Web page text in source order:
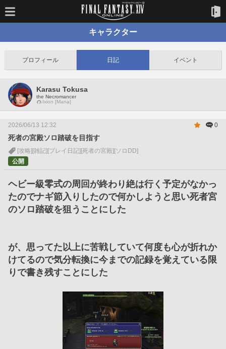
キャラクター
プロフィール 日記 イベント
Karasu Tokusa
the Necromancer
Ixion [Mana]
2026/06/13 12:32 0
死者の宮殿ソロ踏破を目指す
[攻略] [雑記] [プレイ日記] [死者の宮殿] [ソロDD]
公開
ヘビー級零式の周回が終わり絶は行く予定がなかっ
たのでナギ節入りしたので何かしようと思い死者宮
のソロ踏破を狙うことにした
が、思ってた以上に苦戦していて何度も心が折れか
けてるので気分転換に今までの記録を覚えている限
りで書き残すことにした